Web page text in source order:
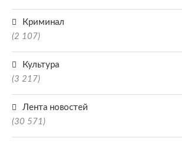
Криминал
(2 107)
Культура
(3 217)
Лента новостей
(30 571)